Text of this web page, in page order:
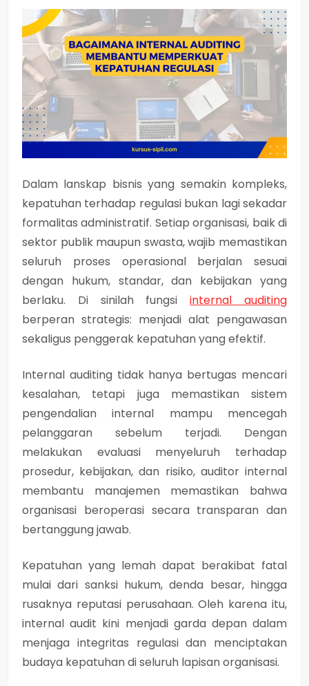
Dalam lanskap bisnis yang semakin kompleks,
kepatuhan terhadap regulasi bukan lagi sekadar
formalitas administratif. Setiap organisasi, baik di
sektor publik maupun swasta, wajib memastikan
seluruh proses operasional berjalan sesuai
dengan hukum, standar, dan kebijakan yang
berlaku. Di sinilah fungsiinternal auditing
berperan strategis: menjadi alat pengawasan
sekaligus penggerak kepatuhan yang efektif.
Internal auditing tidak hanya bertugas mencari
kesalahan, tetapi juga memastikan sistem
pengendalian internal mampu mencegah
pelanggaran sebelum terjadi. Dengan
melakukan evaluasi menyeluruh terhadap
prosedur, kebijakan, dan risiko, auditor internal
membantu manajemen memastikan bahwa
organisasi beroperasi secara transparan dan
bertanggung jawab.
Kepatuhan yang lemah dapat berakibat fatal
mulai dari sanksi hukum, denda besar, hingga
rusaknya reputasi perusahaan. Oleh karena itu,
internal audit kini menjadi garda depan dalam
menjaga integritas regulasi dan menciptakan
budaya kepatuhan di seluruh lapisan organisasi.